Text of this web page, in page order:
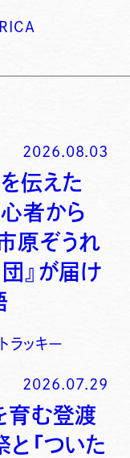
RICA
2026.08.03
伝えた
者から
原ぞうれ
』が届け
トラッキー
2026.07.29
育む登渡
「ついた